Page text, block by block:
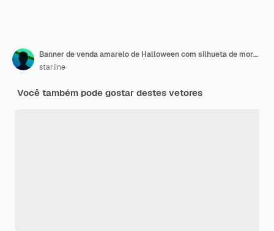
Banner de venda amarelo de Halloween com silhueta de morcego
starline
Você também pode gostar destes vetores